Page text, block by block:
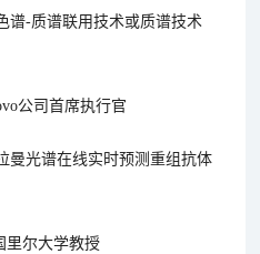
谱-质谱联用技术或质谱技术
公司首席执行官
曼光谱在线实时预测重组抗体
里尔大学教授